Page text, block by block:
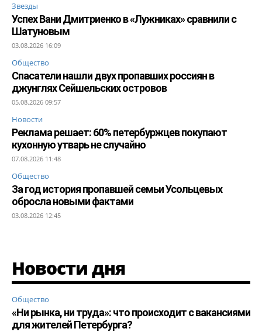
Звезды
Успех Вани Дмитриенко в «Лужниках» сравнили с
Шатуновым
03.08.2026 16:09
Общество
Спасатели нашли двух пропавших россиян в
джунглях Сейшельских островов
05.08.2026 09:57
Новости
Реклама решает: 60% петербуржцев покупают
кухонную утварь не случайно
07.08.2026 11:48
Общество
За год история пропавшей семьи Усольцевых
обросла новыми фактами
03.08.2026 12:45
Новости дня
Общество
«Ни рынка, ни труда»: что происходит с вакансиями
для жителей Петербурга?